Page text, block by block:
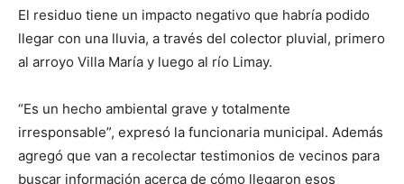
El residuo tiene un impacto negativo que habría podido
llegar con una lluvia, a través del colector pluvial, primero
al arroyo Villa María y luego al río Limay.
“Es un hecho ambiental grave y totalmente
irresponsable”, expresó la funcionaria municipal. Además
agregó que van a recolectar testimonios de vecinos para
buscar información acerca de cómo llegaron esos